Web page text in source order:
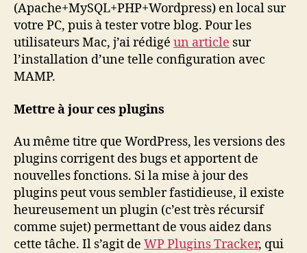
(Apache+MySQL+PHP+Wordpress) en local sur
votre PC, puis à tester votre blog. Pour les
utilisateurs Mac, j’ai rédigé un article sur
l’installation d’une telle configuration avec
MAMP.
Mettre à jour ces plugins
Au même titre que WordPress, les versions des
plugins corrigent des bugs et apportent de
nouvelles fonctions. Si la mise à jour des
plugins peut vous sembler fastidieuse, il existe
heureusement un plugin (c’est très récursif
comme sujet) permettant de vous aidez dans
cette tâche. Il s’agit de WP Plugins Tracker, qui